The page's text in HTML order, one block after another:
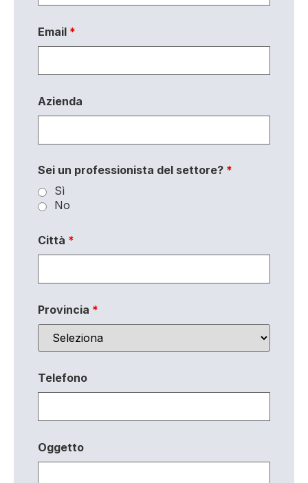
Email *
Azienda
Sei un professionista del settore? *
Sì
No
Città *
Provincia *
Telefono
Oggetto